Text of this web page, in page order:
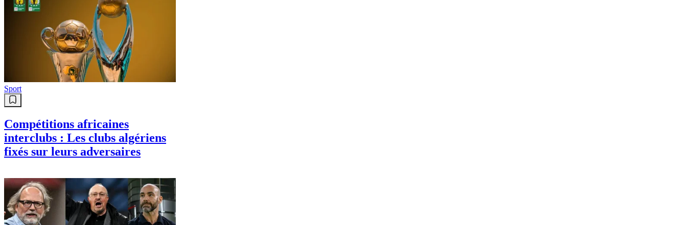
Sport
Compétitions africaines
interclubs : Les clubs algériens
fixés sur leurs adversaires